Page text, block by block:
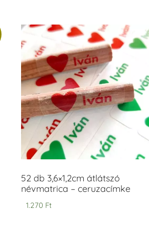
52 db 3,6×1,2cm átlátszó
névmatrica – ceruzacímke
1.270 Ft